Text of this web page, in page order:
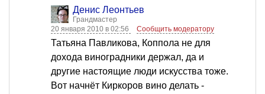
Денис Леонтьев
Грандмастер
20 января 2010 в 02:56
Сообщить модератору
Татьяна Павликова, Коппола не для
дохода виноградники держал, да и
другие настоящие люди искусства тоже.
Вот начнёт Киркоров вино делать -